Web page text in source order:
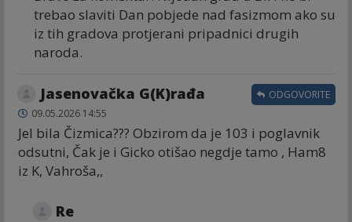
trebao slaviti Dan pobjede nad fasizmom ako su
iz tih gradova protjerani pripadnici drugih
naroda.
Jasenovačka G(K)rađa
09.05.2026 14:55
Jel bila Čizmica??? Obzirom da je 103 i poglavnik
odsutni, Čak je i Gicko otišao negdje tamo , Ham8
iz K, Vahroša,,
ODGOVORITE
Re